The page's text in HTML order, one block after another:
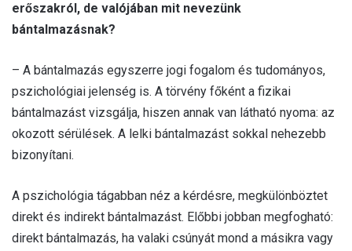
erőszakról, de valójában mit nevezünk
bántalmazásnak?
– A bántalmazás egyszerre jogi fogalom és tudományos,
pszichológiai jelenség is. A törvény főként a fizikai
bántalmazást vizsgálja, hiszen annak van látható nyoma: az
okozott sérülések. A lelki bántalmazást sokkal nehezebb
bizonyítani.
A pszichológia tágabban néz a kérdésre, megkülönböztet
direkt és indirekt bántalmazást. Előbbi jobban megfogható:
direkt bántalmazás, ha valaki csúnyát mond a másikra vagy